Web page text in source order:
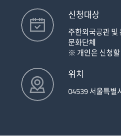
신청대상
주한외국공관 및
문화단체
※ 개인은 신청
위치
04539 서울특별